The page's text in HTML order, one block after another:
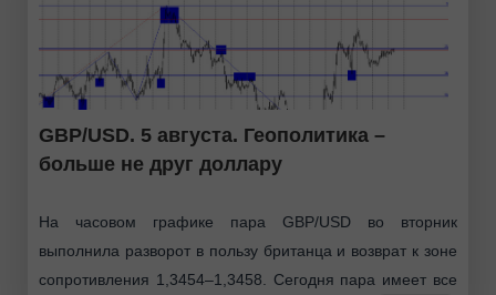
GBP/USD. 5 августа. Геополитика –
больше не друг доллару
На часовом графике пара GBP/USD во вторник
выполнила разворот в пользу британца и возврат к зоне
сопротивления 1,3454–1,3458. Сегодня пара имеет все